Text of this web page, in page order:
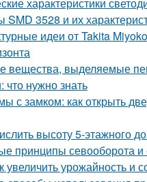
характеристики
SMD 3528 и их
идеи от Takita
вещества, выделяемые
что нужно знать
с замком: как открыть
высоту 5-этажного
принципы севооборота
увеличить урожайность и